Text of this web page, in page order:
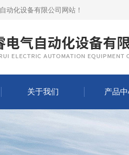
动化设备有限公司网站 ！
关于我们 产品